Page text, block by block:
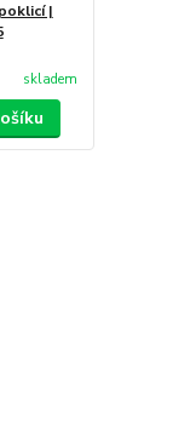
|
skladem